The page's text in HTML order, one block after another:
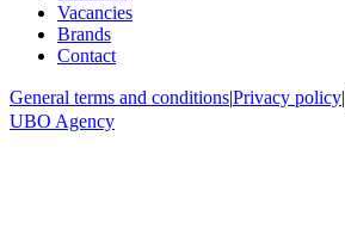
Vacancies
Brands
Contact
General terms and conditions|Privacy policy|
UBO Agency